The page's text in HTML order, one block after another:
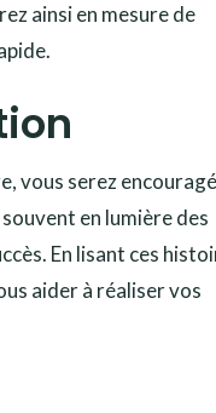
ainsi en mesure de
vous serez
en lumière des
En lisant ces
aider à réaliser vos